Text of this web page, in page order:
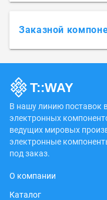
Заказной
В нашу линию поставок
электронных
ведущих мировых
электронные
под заказ.
О компании
Каталог